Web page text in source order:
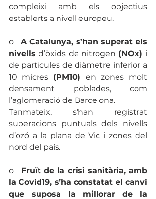
compleixi amb els objectius
establerts a nivell europeu.
o A Catalunya, s’han superat els
nivells d’òxids de nitrogen (NOx) i
de partícules de diàmetre inferior a
10 micres (PM10) en zones molt
densament poblades, com
l’aglomeració de Barcelona.
Tanmateix, s’han registrat
superacions puntuals dels nivells
d’ozó a la plana de Vic i zones del
nord del país.
o Fruït de la crisi sanitària, amb
la Covid19, s’ha constatat el canvi
que suposa la millorar de la